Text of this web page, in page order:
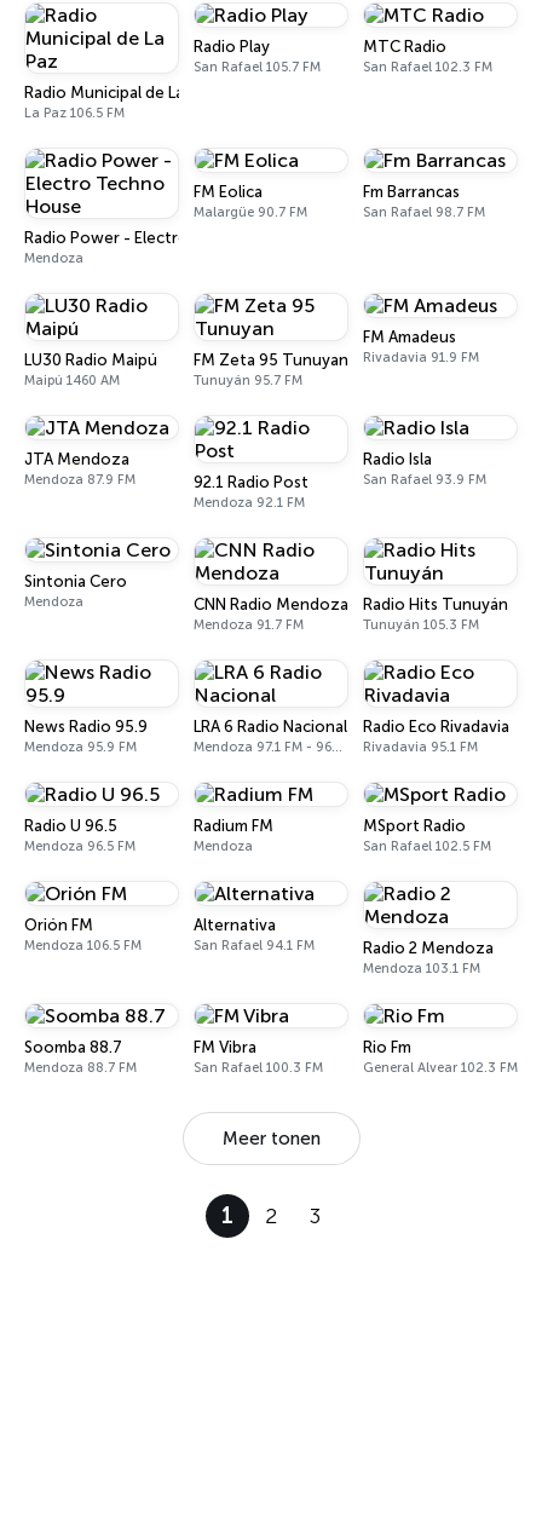
Radio Municipal de La Paz
La Paz 106.5 FM
Radio Play
San Rafael 105.7 FM
MTC Radio
San Rafael 102.3 FM
Radio Power - Electro Techno House
Mendoza
FM Eolica
Malargüe 90.7 FM
Fm Barrancas
San Rafael 98.7 FM
LU30 Radio Maipú
Maipú 1460 AM
FM Zeta 95 Tunuyan
Tunuyán 95.7 FM
FM Amadeus
Rivadavia 91.9 FM
JTA Mendoza
Mendoza 87.9 FM 92.1 Radio Post
Mendoza 92.1 FM
Radio Isla
San Rafael 93.9 FM
Sintonia Cero
Mendoza CNN Radio Mendoza
Mendoza 91.7 FM
Radio Hits Tunuyán
Tunuyán 105.3 FM
News Radio 95.9
Mendoza 95.9 FM
LRA 6 Radio Nacional
Mendoza 97.1 FM - 960 AM
Radio Eco Rivadavia
Rivadavia 95.1 FM
Radio U 96.5
Mendoza 96.5 FM
Radium FM
Mendoza
MSport Radio
San Rafael 102.5 FM
Orión FM
Mendoza 106.5 FM
Alternativa
San Rafael 94.1 FM Radio 2 Mendoza
Mendoza 103.1 FM
Soomba 88.7
Mendoza 88.7 FM
FM Vibra
San Rafael 100.3 FM
Rio Fm
General Alvear 102.3 FM
Meer tonen
1 2 3